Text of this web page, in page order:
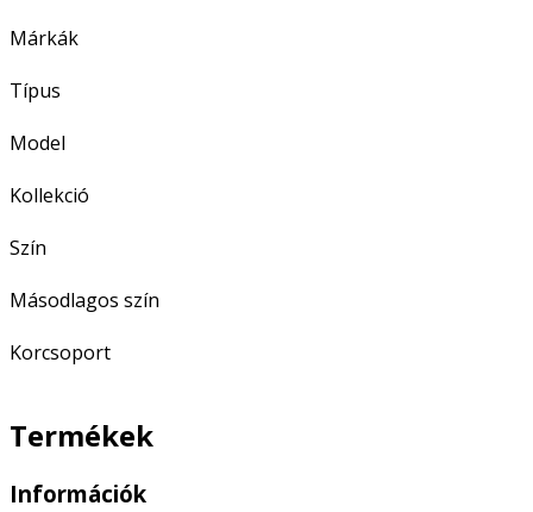
Márkák
Típus
Model
Kollekció
Szín
Másodlagos szín
Korcsoport
Termékek
Információk